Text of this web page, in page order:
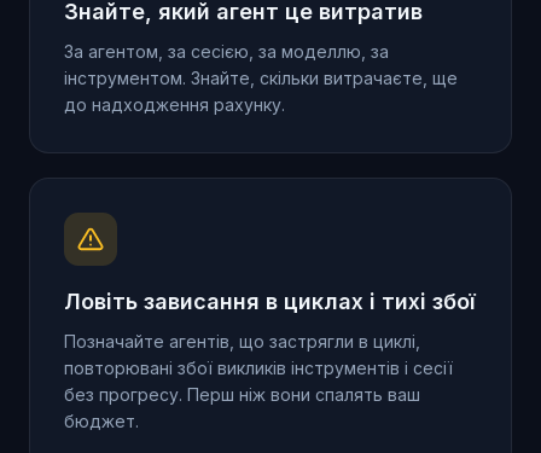
Знайте, який агент це витратив
За агентом, за сесією, за моделлю, за
інструментом. Знайте, скільки витрачаєте, ще
до надходження рахунку.
Ловіть зависання в циклах і тихі збої
Позначайте агентів, що застрягли в циклі,
повторювані збої викликів інструментів і сесії
без прогресу. Перш ніж вони спалять ваш
бюджет.